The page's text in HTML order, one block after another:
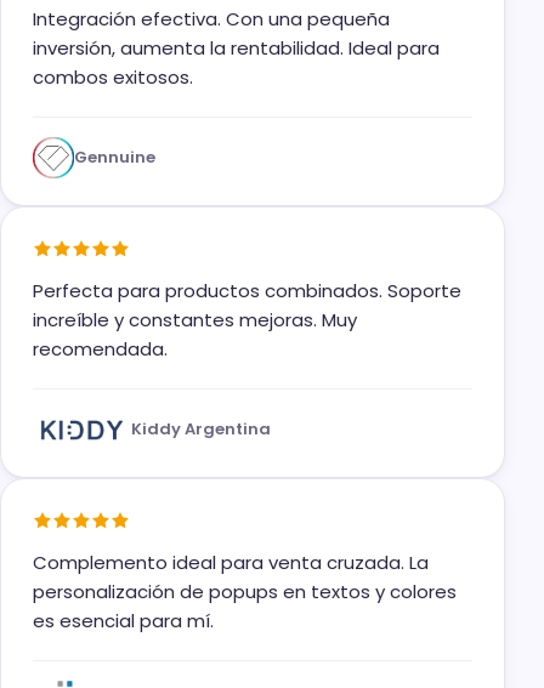
Integración efectiva. Con una pequeña
inversión, aumenta la rentabilidad. Ideal para
combos exitosos.
Gennuine
Perfecta para productos combinados. Soporte
increíble y constantes mejoras. Muy
recomendada.
Kiddy Argentina
Complemento ideal para venta cruzada. La
personalización de popups en textos y colores
es esencial para mí.